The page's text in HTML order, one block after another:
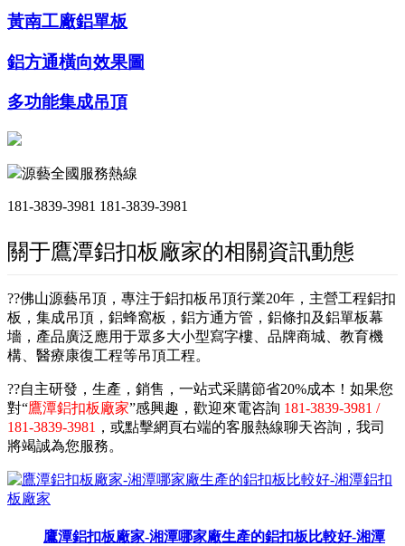
黃南工廠鋁單板
鋁方通橫向效果圖
多功能集成吊頂
源藝全國服務熱線
181-3839-3981 181-3839-3981
關于鷹潭鋁扣板廠家的相關資訊動態
??佛山源藝吊頂，專注于鋁扣板吊頂行業20年，主營工程鋁扣
板，集成吊頂，鋁蜂窩板，鋁方通方管，鋁條扣及鋁單板幕
墻，產品廣泛應用于眾多大小型寫字樓、品牌商城、教育機
構、醫療康復工程等吊頂工程。
??自主研發，生產，銷售，一站式采購節省20%成本！如果您
對“鷹潭鋁扣板廠家”感興趣，歡迎來電咨詢 181-3839-3981 /
181-3839-3981 ，或點擊網頁右端的客服熱線聊天咨詢，我司
將竭誠為您服務。
鷹潭鋁扣板廠家-湘潭哪家廠生產的鋁扣板比較好-湘潭